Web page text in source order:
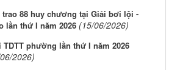
88 huy chương tại Giải bơi lội -
lần thứ I năm 2026 (15/06/2026)
phường lần thứ I năm 2026
2026)